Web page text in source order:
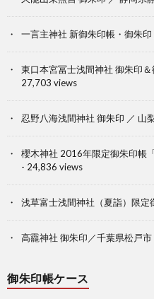
一言主神社 新御朱印帳・御朱
東口本宮冨士浅間神社 御朱印
27,703 views
忍野八海浅間神社 御朱印 ／ 山
櫻木神社 2016年限定御朱印帳
- 24,836 views
浅草富士浅間神社（夏詣）限定
高龗神社 御朱印／千葉県松戸市
御朱印帳ケース